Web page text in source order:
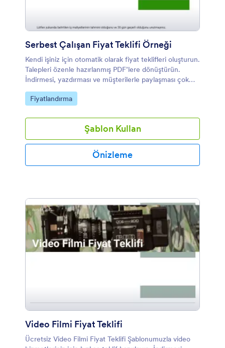
Serbest Çalışan Fiyat Teklifi Örneği
Kendi işiniz için otomatik olarak fiyat teklifleri oluşturun.
Talepleri özenle hazırlanmış PDF’lere dönüştürün.
İndirmesi, yazdırması ve müşterilerle paylaşması çok
kolay. Kodlama gerektirmez!
Kategoriye git:
Fiyatlandırma
Şablon Kullan
Önizleme
Video Filmi Fiyat Teklifi
Ücretsiz Video Filmi Fiyat Teklifi Şablonumuzla video